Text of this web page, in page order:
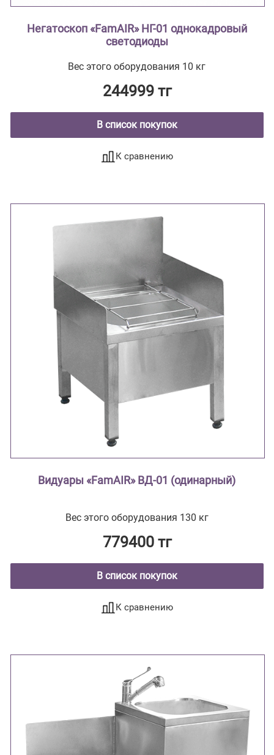
Негатоскоп «FamAIR» НГ-01 однокадровый
светодиоды
Вес этого оборудования 10 кг
244999 тг
В список покупок
К сравнению
Видуары «FamAIR» ВД-01 (одинарный)
Вес этого оборудования 130 кг
779400 тг
В список покупок
К сравнению